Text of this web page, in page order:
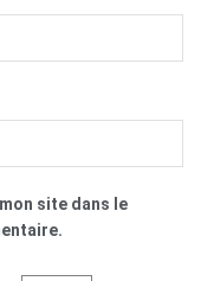
site dans le